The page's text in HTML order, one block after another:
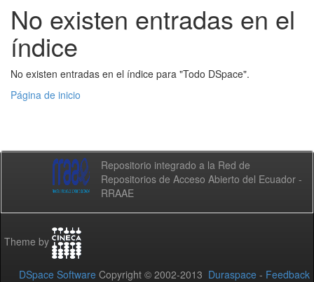
No existen entradas en el
índice
No existen entradas en el índice para "Todo DSpace".
Página de inicio
Repositorio integrado a la Red de
Repositorios de Acceso Abierto del Ecuador -
RRAAE
Theme by
DSpace Software Copyright © 2002-2013 Duraspace - Feedback